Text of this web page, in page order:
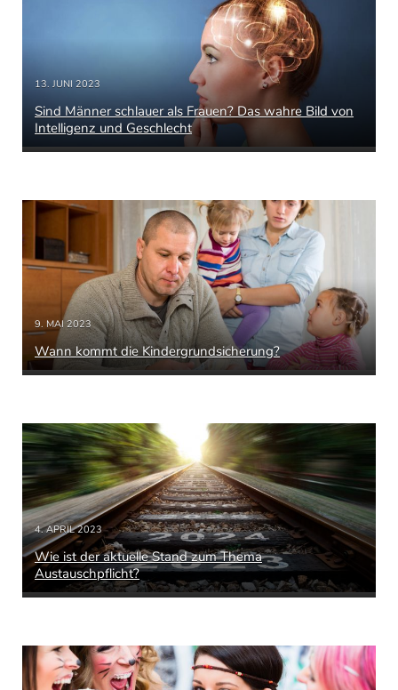
13. JUNI 2023
Sind Männer schlauer als Frauen? Das wahre Bild von
Intelligenz und Geschlecht
9. MAI 2023
Wann kommt die Kindergrundsicherung?
4. APRIL 2023
Wie ist der aktuelle Stand zum Thema
Austauschpflicht?